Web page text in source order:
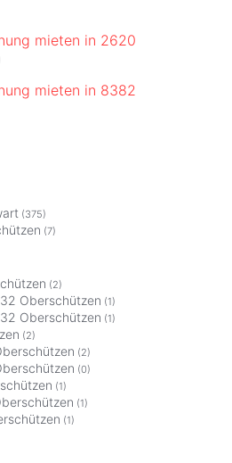
mieten in 2620
mieten in 8382
(375)
(7)
(2)
Oberschützen (1)
Oberschützen (1)
(2)
(2)
(0)
(1)
(1)
(1)